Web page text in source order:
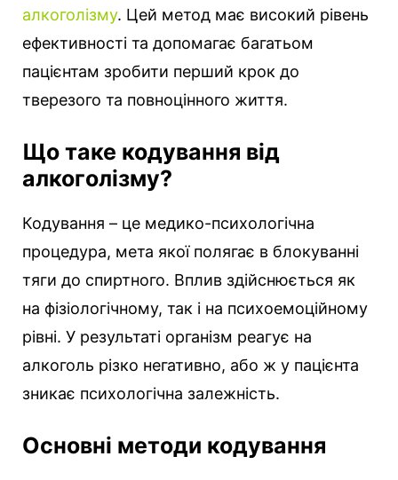
алкоголізму. Цей метод має високий рівень
ефективності та допомагає багатьом
пацієнтам зробити перший крок до
тверезого та повноцінного життя.
Що таке кодування від
алкоголізму?
Кодування – це медико-психологічна
процедура, мета якої полягає в блокуванні
тяги до спиртного. Вплив здійснюється як
на фізіологічному, так і на психоемоційному
рівні. У результаті організм реагує на
алкоголь різко негативно, або ж у пацієнта
зникає психологічна залежність.
Основні методи кодування